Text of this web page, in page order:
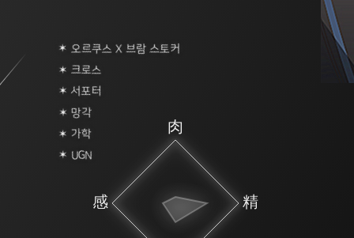
✶ 오르쿠스 X 브람 스토커
✶ 크로스
✶ 서포터
✶ 망각
✶ 가학
✶ UGN